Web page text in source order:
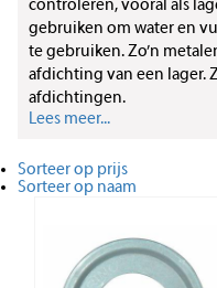
controleren, vooral als
gebruiken om water en
te gebruiken. Zo’n
afdichting van een lager.
afdichtingen.
Lees meer...
Sorteer op prijs
Sorteer op naam